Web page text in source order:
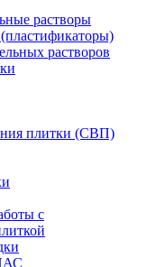
растворы
растворов
плитки (СВП)
с